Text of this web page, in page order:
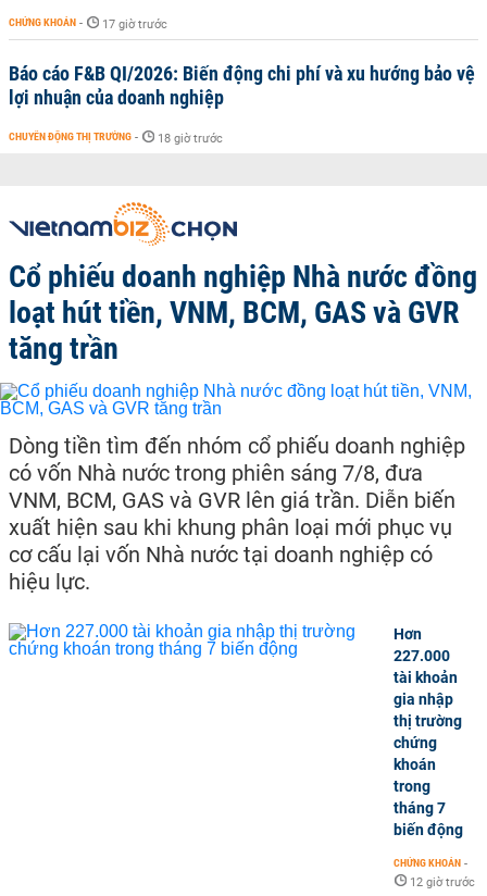
CHỨNG KHOÁN - 17 giờ trước
Báo cáo F&B QI/2026: Biến động chi phí và xu hướng bảo vệ
lợi nhuận của doanh nghiệp
CHUYỂN ĐỘNG THỊ TRƯỜNG - 18 giờ trước
Cổ phiếu doanh nghiệp Nhà nước đồng
loạt hút tiền, VNM, BCM, GAS và GVR
tăng trần
Dòng tiền tìm đến nhóm cổ phiếu doanh nghiệp
có vốn Nhà nước trong phiên sáng 7/8, đưa
VNM, BCM, GAS và GVR lên giá trần. Diễn biến
xuất hiện sau khi khung phân loại mới phục vụ
cơ cấu lại vốn Nhà nước tại doanh nghiệp có
hiệu lực.
Hơn
227.000
tài khoản
gia nhập
thị trường
chứng
khoán
trong
tháng 7
biến động
CHỨNG KHOÁN -
12 giờ trước